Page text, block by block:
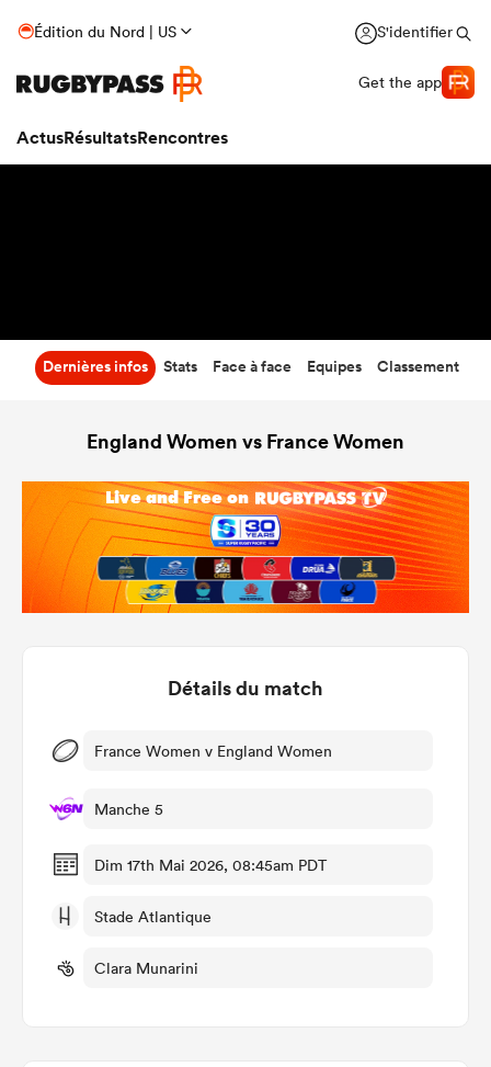
Édition du Nord | US S'identifier
Get the app
ActusRésultatsRencontres
Dernières infos Stats Face à face Equipes Classement
England Women vs France Women
Détails du match
France Women v England Women
Manche 5
Dim 17th Mai 2026, 08:45am PDT
Stade Atlantique
Clara Munarini